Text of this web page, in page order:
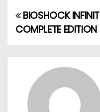
Đ
ề
BIOSHOCK
COMPLETE EDITION